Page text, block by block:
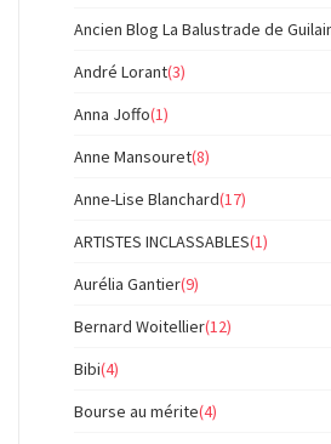
Ancien Blog La Balustrade de
André Lorant(3)
Anna Joffo(1)
Anne Mansouret(8)
Anne-Lise Blanchard(17)
ARTISTES INCLASSABLES(1)
Aurélia Gantier(9)
Bernard Woitellier(12)
Bibi(4)
Bourse au mérite(4)